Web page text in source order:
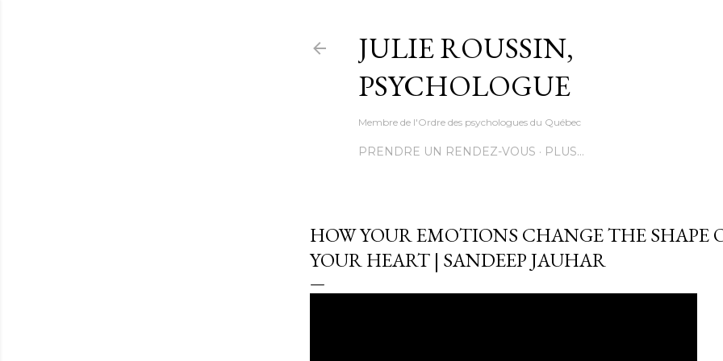
JULIE ROUSSIN,
PSYCHOLOGUE
Membre de l'Ordre des psychologues du Québec
PRENDRE UN RENDEZ-VOUS PLUS…
HOW YOUR EMOTIONS CHANGE THE SHAPE
YOUR HEART | SANDEEP JAUHAR